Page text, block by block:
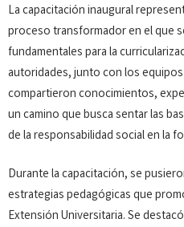
La capacitación inaugural
proceso transformador en el que
fundamentales para la
autoridades, junto con los equipos
compartieron conocimientos,
un camino que busca sentar las
de la responsabilidad social en la
Durante la capacitación, se
estrategias pedagógicas que
Extensión Universitaria. Se